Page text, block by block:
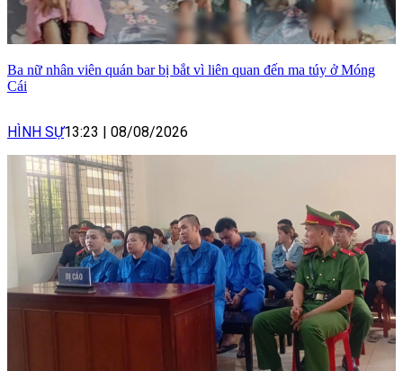
Ba nữ nhân viên quán bar bị bắt vì liên quan đến ma túy ở Móng
Cái
HÌNH SỰ13:23 | 08/08/2026